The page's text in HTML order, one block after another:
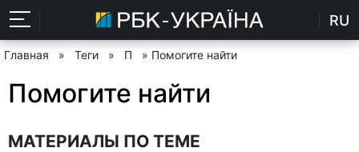
RU
Главная » Теги » П » Помогите найти
Помогите найти
МАТЕРИАЛЫ ПО ТЕМЕ